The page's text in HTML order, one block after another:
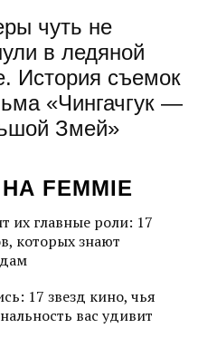
чуть не
в ледяной
История съемок
«Чингачгук —
Змей»
FEMMIE
их главные роли: 17
которых знают
17 звезд кино, чья
вас удивит